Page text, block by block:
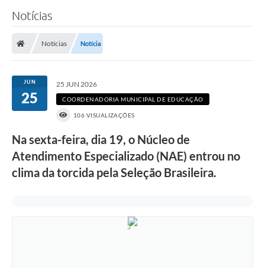
DOAÇÃO SOLIDARIA - FMDCA / FMDI
Turismo
Carta de Serviços
Horário de Atendimento dos Profissionais da Saúde
Notícias
Notícias Notícia
JUN
25
25 JUN 2026
COORDENADORIA MUNICIPAL DE EDUCAÇÃO
106 VISUALIZAÇÕES
Na sexta-feira, dia 19, o Núcleo de
Atendimento Especializado (NAE) entrou no
clima da torcida pela Seleção Brasileira.